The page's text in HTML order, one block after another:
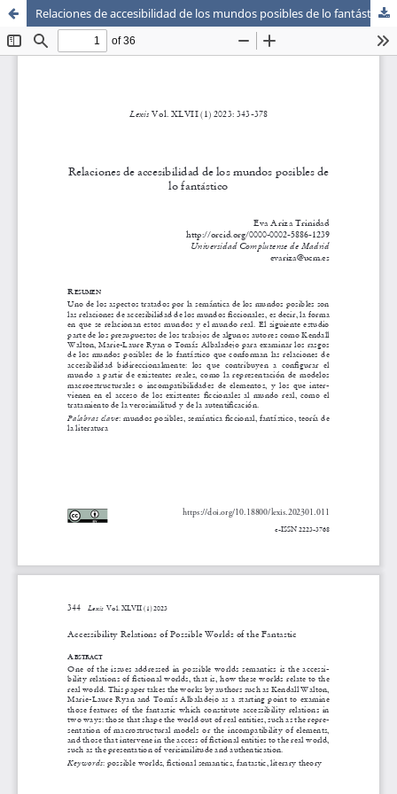
Relaciones de accesibilidad de los mundos posibles de lo fantástico